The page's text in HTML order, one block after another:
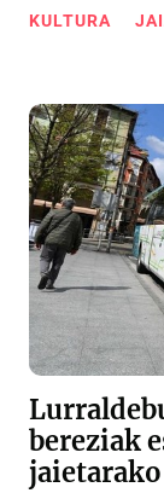
KULTURA
bereziak
jaietarako